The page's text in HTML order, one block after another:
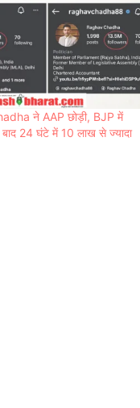
ने AAP छोड़ी, BJP में
बाद 24 घंटे में 10 लाख से ज्यादा